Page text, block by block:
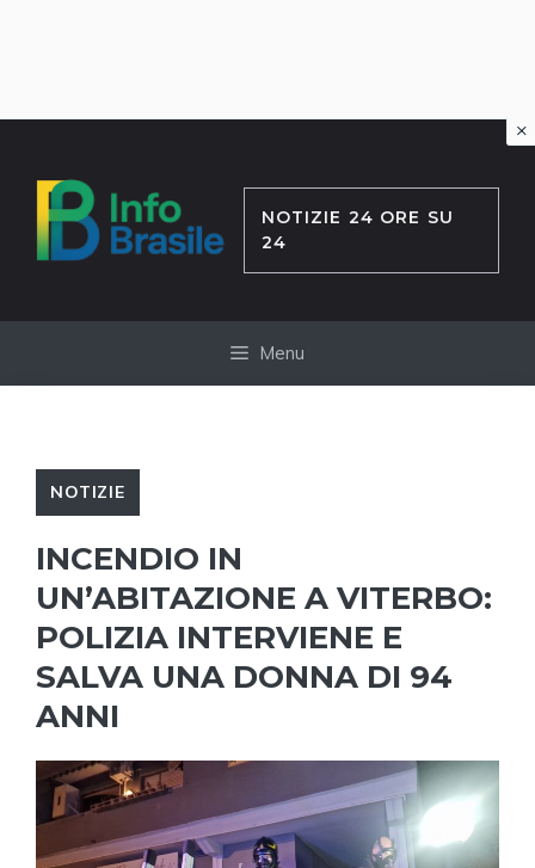
contenuto
NOTIZIE 24 ORE SU
24
Menu
NOTIZIE
INCENDIO IN
UN’ABITAZIONE A VITERBO:
POLIZIA INTERVIENE E
SALVA UNA DONNA DI 94
ANNI
×